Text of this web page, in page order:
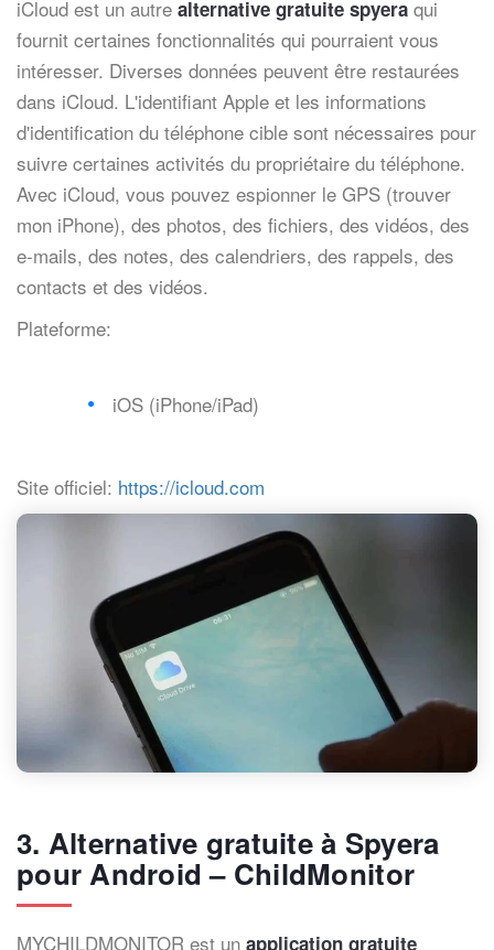
iCloud est un autre alternative gratuite spyera qui
fournit certaines fonctionnalités qui pourraient vous
intéresser. Diverses données peuvent être restaurées
dans iCloud. L'identifiant Apple et les informations
d'identification du téléphone cible sont nécessaires pour
suivre certaines activités du propriétaire du téléphone.
Avec iCloud, vous pouvez espionner le GPS (trouver
mon iPhone), des photos, des fichiers, des vidéos, des
e-mails, des notes, des calendriers, des rappels, des
contacts et des vidéos.
Plateforme:
iOS (iPhone/iPad)
Site officiel: https://icloud.com
3. Alternative gratuite à Spyera
pour Android – ChildMonitor
MYCHILDMONITOR est un application gratuite